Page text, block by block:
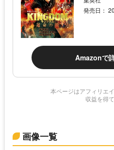
発売日：
Amazonで
本ページはアフィリエ
収益を得
画像一覧